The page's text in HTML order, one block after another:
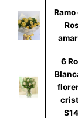
Ramo
6